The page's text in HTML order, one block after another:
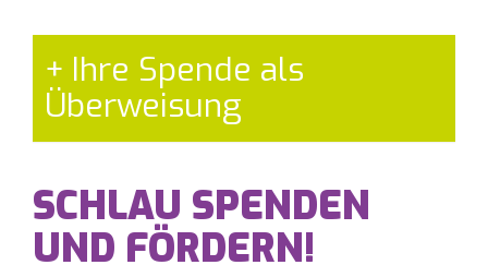
Ihre Spende als
Überweisung
SCHLAU SPENDEN
UND FÖRDERN!